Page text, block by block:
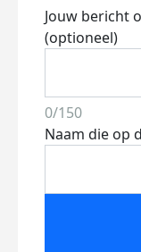
Jouw bericht
(optioneel)
0/150
Naam die op